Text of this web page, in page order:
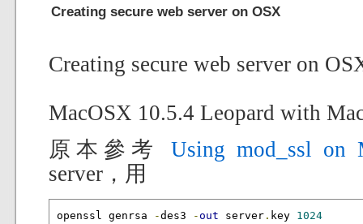
Creating secure web server on OSX
Creating secure web server on
MacOSX 10.5.4 Leopard with
原本參考 Using mod_ssl on
server，用
openssl genrsa -des3 -out server. key 1024